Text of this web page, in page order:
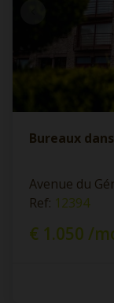
Bureaux
Avenue du
Ref: 12394
€ 1.050 /